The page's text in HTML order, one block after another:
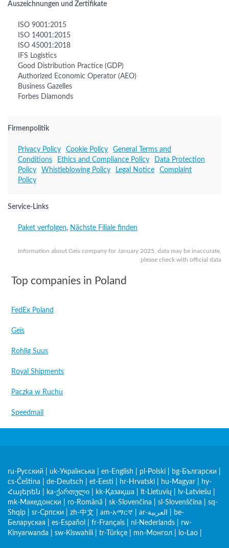
Information about Geis company for January 2025, data may be inaccurate,
please check with official data
Auszeichnungen und Zertifikate
ISO 9001:2015
ISO 14001:2015
ISO 45001:2018
IFS Logistics
Good Distribution Practice (GDP)
Authorized Economic Operator (AEO)
Business Gazelles
Forbes Diamonds
Firmenpolitik
Privacy Policy Cookie Policy
General Terms and
Conditions
Ethics and Compliance Policy
Data Protection
Policy
Whistleblowing Policy Legal Notice
Complaint
Policy
Service-Links
Paket verfolgen, Nächste Filiale finden
Top companies in Poland
FedEx Poland
Geis
Rohlig Suus
Royal Shipments
Paczka w Ruchu
Speedmail
ru-Русский uk-Українська en-English pl-Polski bg-Български
cs-Čeština
de-Deutsch et-Eesti hr-Hrvatski hu-Magyar
hy-
Հայերեն
ka-ქართული kk-Қазақша lt-Lietuvių lv-Latviešu
mk-Македонски
ro-Română sk-Slovenčina sl-Slovenščina
sq-
Shqip
sr-Српски zh-中文 am-አማርኛ ar-العربية
be-
Беларуская
es-Español fr-Français nl-Nederlands
rw-
Kinyarwanda
sw-Kiswahili tr-Türkçe mn-Монгол lo-Lao